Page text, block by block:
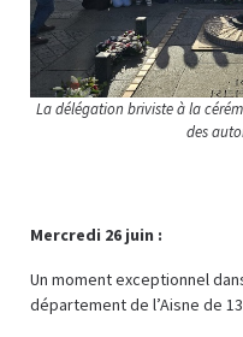
La délégation briviste à la
des
Mercredi 26 juin :
Un moment exceptionnel
département de l’Aisne de